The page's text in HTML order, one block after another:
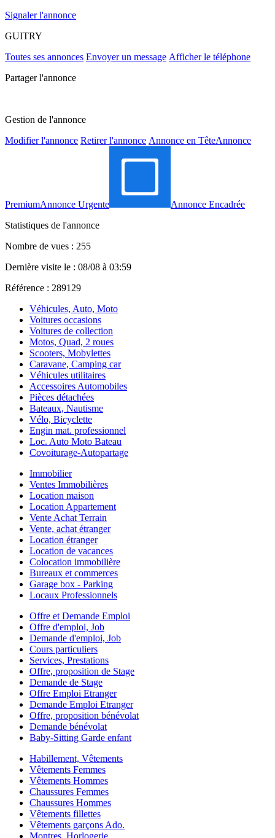
Signaler l'annonce
GUITRY
Toutes ses annonces Envoyer un message Afficher le téléphone
Partager l'annonce
Gestion de l'annonce
Modifier l'annonce Retirer l'annonce Annonce en TêteAnnonce
PremiumAnnonce Urgente
Annonce Encadrée
Statistiques de l'annonce
Nombre de vues : 255
Dernière visite le : 08/08 à 03:59
Référence : 289129
Véhicules, Auto, Moto
Voitures occasions
Voitures de collection
Motos, Quad, 2 roues
Scooters, Mobylettes
Caravane, Camping car
Véhicules utilitaires
Accessoires Automobiles
Pièces détachées
Bateaux, Nautisme
Vélo, Bicyclette
Engin mat. professionnel
Loc. Auto Moto Bateau
Covoiturage-Autopartage
Immobilier
Ventes Immobilières
Location maison
Location Appartement
Vente Achat Terrain
Vente, achat étranger
Location étranger
Location de vacances
Colocation immobilière
Bureaux et commerces
Garage box - Parking
Locaux Professionnels
Offre et Demande Emploi
Offre d'emploi, Job
Demande d'emploi, Job
Cours particuliers
Services, Prestations
Offre, proposition de Stage
Demande de Stage
Offre Emploi Etranger
Demande Emploi Etranger
Offre, proposition bénévolat
Demande bénévolat
Baby-Sitting Garde enfant
Habillement, Vêtements
Vêtements Femmes
Vêtements Hommes
Chaussures Femmes
Chaussures Hommes
Vêtements fillettes
Vêtements garçons Ado.
Montres, Horlogerie